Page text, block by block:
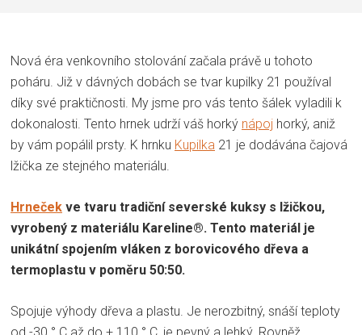
Nová éra venkovního stolování začala právě u tohoto
poháru. Již v dávných dobách se tvar kupilky 21 používal
díky své praktičnosti. My jsme pro vás tento šálek vyladili k
dokonalosti. Tento hrnek udrží váš horký nápoj horký, aniž
by vám popálil prsty. K hrnku Kupilka 21 je dodávána čajová
lžička ze stejného materiálu.
Hrneček ve tvaru tradiční severské kuksy s lžičkou,
vyrobený z materiálu Kareline®. Tento materiál je
unikátní spojením vláken z borovicového dřeva a
termoplastu v poměru 50:50.
Spojuje výhody dřeva a plastu. Je nerozbitný, snáší teploty